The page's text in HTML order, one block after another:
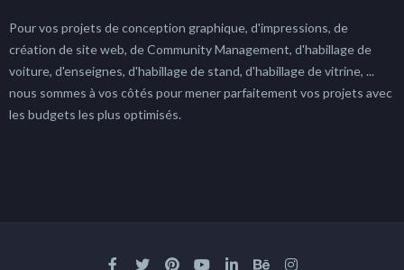
Pour vos projets de conception graphique, d'impressions, de
création de site web, de Community Management, d'habillage de
voiture, d'enseignes, d'habillage de stand, d'habillage de vitrine, ...
nous sommes à vos côtés pour mener parfaitement vos projets avec
les budgets les plus optimisés.